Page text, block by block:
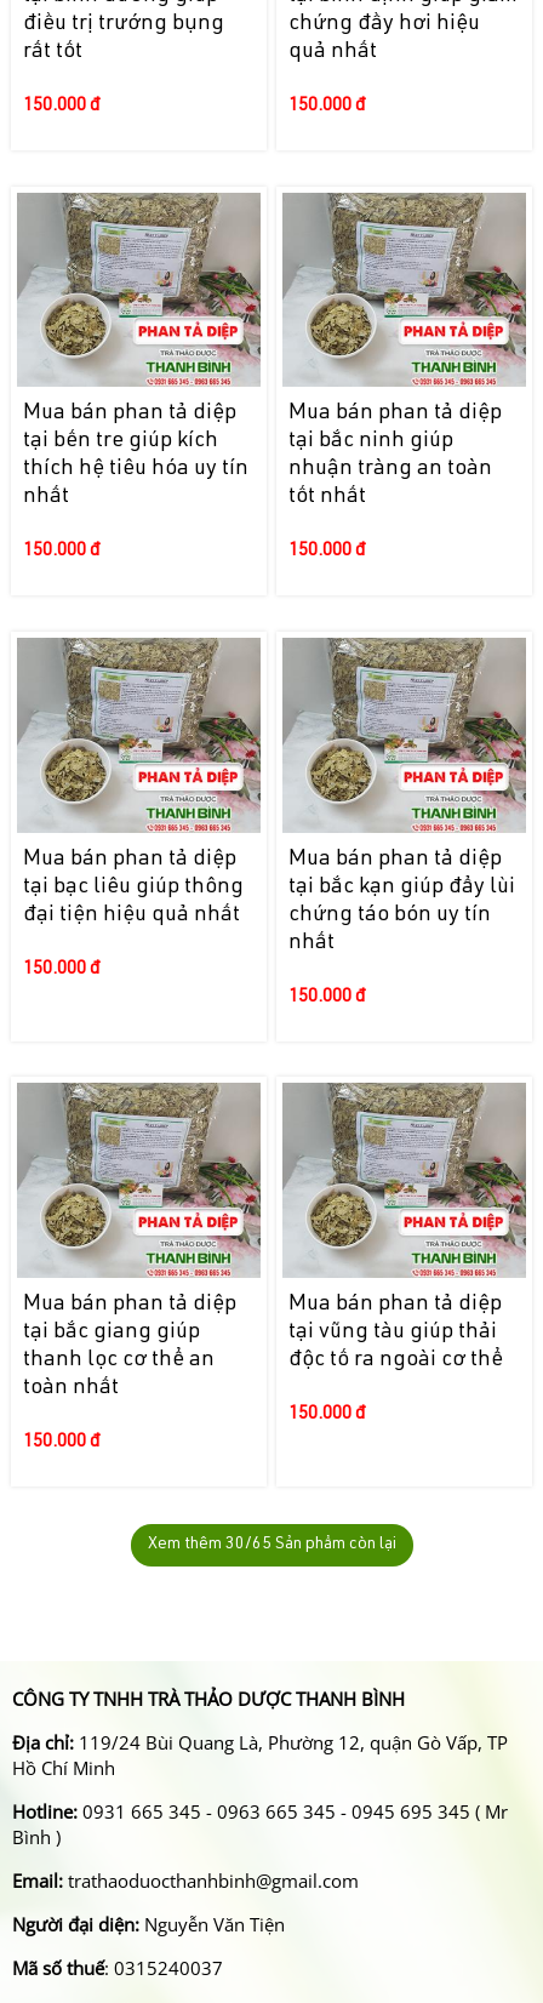
điều trị trướng bụng
rất tốt
150.000 đ
chứng đầy hơi hiệu
quả nhất
150.000 đ
Mua bán phan tả diệp
tại bến tre giúp kích
thích hệ tiêu hóa uy tín
nhất
150.000 đ
Mua bán phan tả diệp
tại bắc ninh giúp
nhuận tràng an toàn
tốt nhất
150.000 đ
Mua bán phan tả diệp
tại bạc liêu giúp thông
đại tiện hiệu quả nhất
150.000 đ
Mua bán phan tả diệp
tại bắc kạn giúp đẩy lùi
chứng táo bón uy tín
nhất
150.000 đ
Mua bán phan tả diệp
tại bắc giang giúp
thanh lọc cơ thể an
toàn nhất
150.000 đ
Mua bán phan tả diệp
tại vũng tàu giúp thải
độc tố ra ngoài cơ thể
150.000 đ
Xem thêm 30/65 Sản phẩm còn lại
CÔNG TY TNHH TRÀ THẢO DƯỢC THANH BÌNH
Địa chỉ: 119/24 Bùi Quang Là, Phường 12, quận Gò Vấp, TP
Hồ Chí Minh
Hotline: 0931 665 345 - 0963 665 345 - 0945 695 345 ( Mr
Bình )
Email: trathaoduocthanhbinh@gmail.com
Người đại diện: Nguyễn Văn Tiện
Mã số thuế: 0315240037